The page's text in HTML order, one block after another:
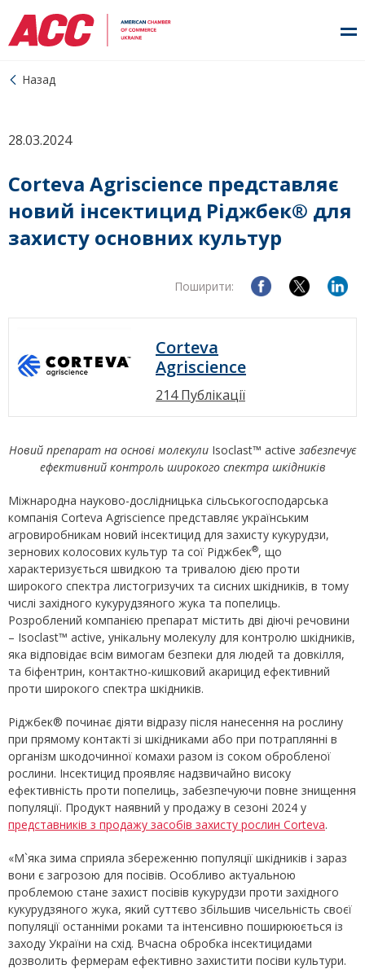
Назад
28.03.2024
Corteva Agriscience представляє
новий інсектицид Ріджбек® для
захисту основних культур
Поширити:
Corteva
Agriscience
214 Публікації
Новий препарат на основі молекули Isoclast™ active забезпечує
ефективний контроль широкого спектра шкідників
Міжнародна науково-дослідницька сільськогосподарська
компанія Corteva Agriscience представляє українським
агровиробникам новий інсектицид для захисту кукурудзи,
зернових колосових культур та сої Ріджбек®, що
характеризується швидкою та тривалою дією проти
широкого спектра листогризучих та сисних шкідників, в тому
числі західного кукурудзяного жука та попелиць.
Розроблений компанією препарат містить дві діючі речовини
– Isoclast™ active, унікальну молекулу для контролю шкідників,
яка відповідає всім вимогам безпеки для людей та довкілля,
та біфентрин, контактно-кишковий акарицид ефективний
проти широкого спектра шкідників.
Ріджбек® починає діяти відразу після нанесення на рослину
при прямому контакті зі шкідниками або при потраплянні в
організм шкодочинної комахи разом із соком обробленої
рослини. Інсектицид проявляє надзвичайно високу
ефективність проти попелиць, забезпечуючи повне знищення
популяції. Продукт наявний у продажу в сезоні 2024 у
представників з продажу засобів захисту рослин Corteva.
«М`яка зима сприяла збереженню популяції шкідників і зараз
вони є загрозою для посівів. Особливо актуальною
проблемою стане захист посівів кукурудзи проти західного
кукурудзяного жука, який суттєво збільшив чисельність своєї
популяції останніми роками та інтенсивно поширююється із
заходу України на схід. Вчасна обробка інсектицидами
дозволить фермерам ефективно захистити посіви культури.